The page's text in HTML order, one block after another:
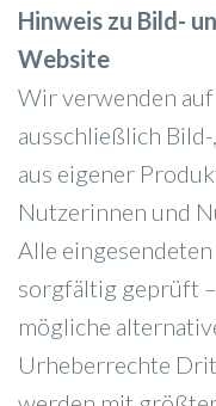
Hinweis zu Bild-
Website
Wir verwenden
ausschließlich
aus eigener
Nutzerinnen und
Alle
sorgfältig geprüft
mögliche
Urheberrechte